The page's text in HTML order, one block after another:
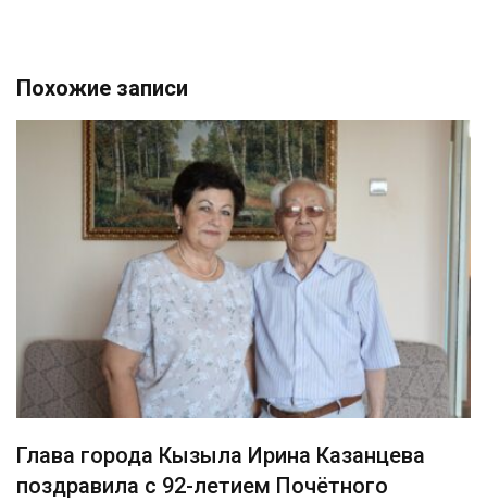
Похожие записи
Глава города Кызыла Ирина Казанцева
поздравила с 92-летием Почётного